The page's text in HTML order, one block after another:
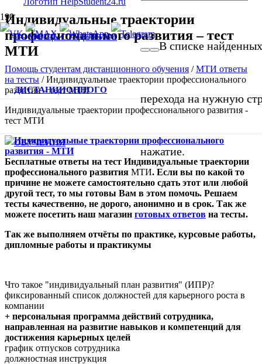
ПОМОЩЬ СТУДЕНТАМ
ДИСТАНЦИОННОГО
ОБУЧЕНИЯ
В списке найденных
перехода на нужную
нажатие.
Индивидуальные траектории
профессионального развития – тест
МТИ
Помощь студентам дистанционного обучения /МТИ ответы
на тесты /Индивидуальные траектории профессионального
развития – тест МТИ
Индивидуальные траектории профессионального развития -
тест МТИ
Бесплатные ответы на тест Индивидуальные траектории
профессионального развития МТИ. Если вы по какой то
причине не можете самостоятельно сдать этот или любой
другой тест, то мы готовы Вам в этом помочь. Решаем
тесты качественно, не дорого, анонимно и в срок. Так же
можете посетить наш магазин готовых ответов на тесты.
Так же выполняем отчёты по практике, курсовые работы,
дипломные работы и практикумы
Что такое "индивидуальный план развития" (ИПР)?
фиксированный список должностей для карьерного роста в
компании
+ персональная программа действий сотрудника,
направленная на развитие навыков и компетенций для
достижения карьерных целей
график отпусков сотрудника
должностная инструкция